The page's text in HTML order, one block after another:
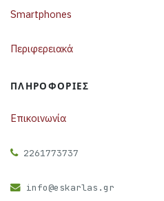
Smartphones
Περιφερειακά
ΠΛΗΡΟΦΟΡΊΕΣ
Επικοινωνία
2261773737
info@eskarlas.gr